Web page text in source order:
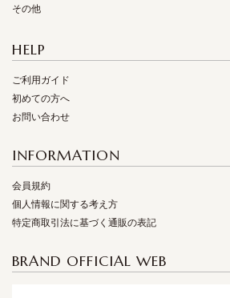
その他
HELP
ご利用ガイド
初めての方へ
お問い合わせ
INFORMATION
会員規約
個人情報に関する考え方
特定商取引法に基づく通販の表記
BRAND OFFICIAL WEB